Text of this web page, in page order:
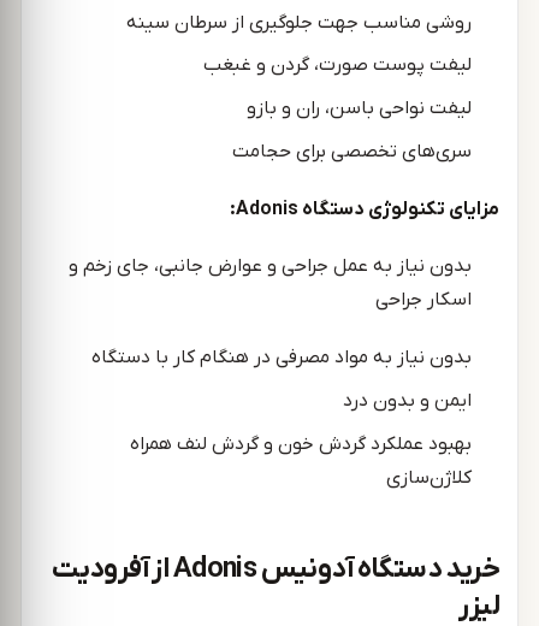
روشی مناسب جهت جلوگیری از سرطان سینه
لیفت پوست صورت، گردن و غبغب
لیفت نواحی باسن، ران و بازو
سری‌های تخصصی برای حجامت
مزایای تکنولوژی دستگاه Adonis:
بدون نیاز به عمل جراحی و عوارض جانبی، جای زخم و
اسکار جراحی
بدون نیاز به مواد مصرفی در هنگام کار با دستگاه
ایمن و بدون درد
بهبود عملکرد گردش خون و گردش لنف همراه
کلاژن‌سازی
خرید دستگاه آدونیس Adonis از آفرودیت
لیزر